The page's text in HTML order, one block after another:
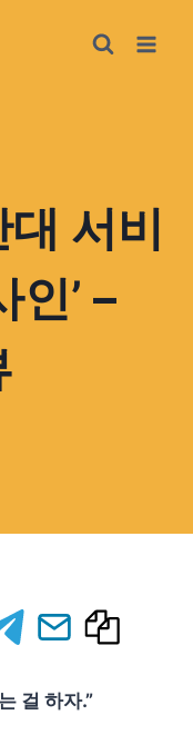
서비
인’ –
걸 하자.”